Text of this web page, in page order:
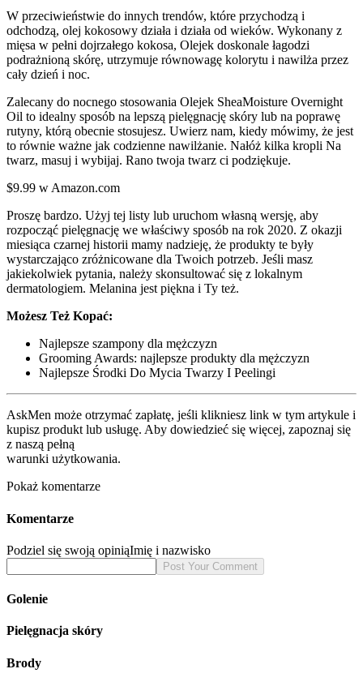
W przeciwieństwie do innych trendów, które przychodzą i
odchodzą, olej kokosowy działa i działa od wieków. Wykonany z
mięsa w pełni dojrzałego kokosa, Olejek doskonale łagodzi
podrażnioną skórę, utrzymuje równowagę kolorytu i nawilża przez
cały dzień i noc.
Zalecany do nocnego stosowania Olejek SheaMoisture Overnight
Oil to idealny sposób na lepszą pielęgnację skóry lub na poprawę
rutyny, którą obecnie stosujesz. Uwierz nam, kiedy mówimy, że jest
to równie ważne jak codzienne nawilżanie. Nałóż kilka kropli Na
twarz, masuj i wybijaj. Rano twoja twarz ci podziękuje.
$9.99 w Amazon.com
Proszę bardzo. Użyj tej listy lub uruchom własną wersję, aby
rozpocząć pielęgnację we właściwy sposób na rok 2020. Z okazji
miesiąca czarnej historii mamy nadzieję, że produkty te były
wystarczająco zróżnicowane dla Twoich potrzeb. Jeśli masz
jakiekolwiek pytania, należy skonsultować się z lokalnym
dermatologiem. Melanina jest piękna i Ty też.
Możesz Też Kopać:
Najlepsze szampony dla mężczyzn
Grooming Awards: najlepsze produkty dla mężczyzn
Najlepsze Środki Do Mycia Twarzy I Peelingi
AskMen może otrzymać zapłatę, jeśli klikniesz link w tym artykule i
kupisz produkt lub usługę. Aby dowiedzieć się więcej, zapoznaj się
z naszą pełną
warunki użytkowania.
Pokaż komentarze
Komentarze
Podziel się swoją opiniąImię i nazwisko
Golenie
Pielęgnacja skóry
Brody